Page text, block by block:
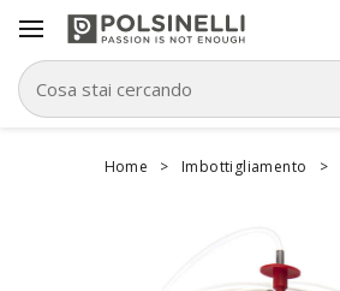
Home > Imbottigliamento >